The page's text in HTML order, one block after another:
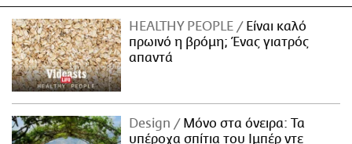
HEALTHY PEOPLE
Είναι καλό
πρωινό η βρόμη; Ένας γιατρός
απαντά
Design
Μόνο στα όνειρα: Τα
υπέροχα σπίτια του Ιμπέρ ντε